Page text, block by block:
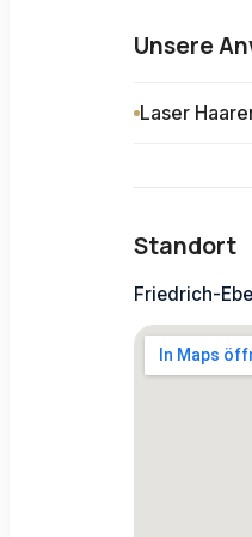
Unsere
Laser
Standort
Friedrich-